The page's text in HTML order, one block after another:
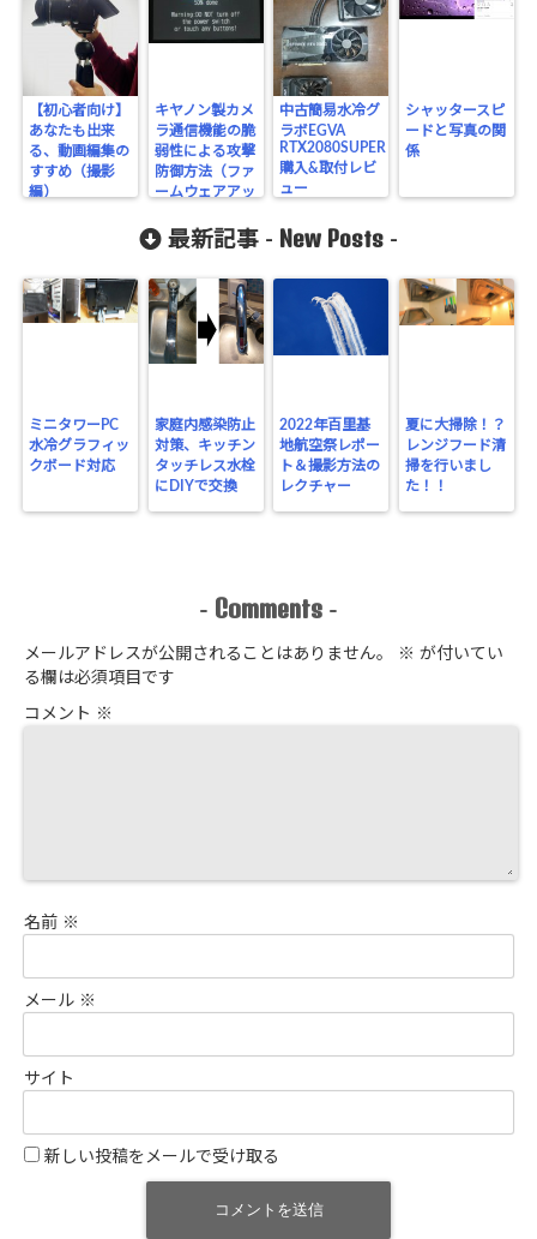
【初心者向け】
あなたも出来
る、動画編集の
すすめ（撮影
編）
キヤノン製カメ
ラ通信機能の脆
弱性による攻撃
防御方法（ファ
ームウェアアッ
中古簡易水冷グ
ラボEGVA
RTX2080SUPER
購入&取付レビ
ュー
シャッタースピ
ードと写真の関
係
最新記事 - New Posts -
ミニタワーPC
水冷グラフィッ
クボード対応
家庭内感染防止
対策、キッチン
タッチレス水栓
にDIYで交換
2022年百里基
地航空祭レポー
ト＆撮影方法の
レクチャー
夏に大掃除！？
レンジフード清
掃を行いまし
た！！
- Comments -
メールアドレスが公開されることはありません。 ※ が付いてい
る欄は必須項目です
コメント ※
名前 ※
メール ※
サイト
新しい投稿をメールで受け取る